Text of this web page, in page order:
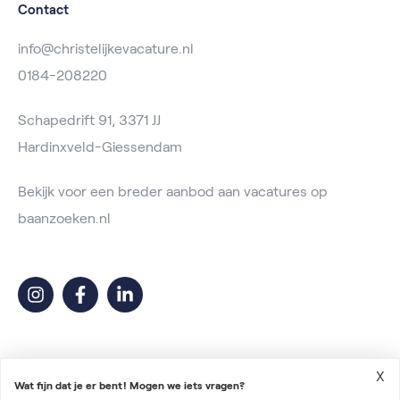
Contact
info@christelijkevacature.nl
0184-208220
Schapedrift 91, 3371 JJ
Hardinxveld-Giessendam
Bekijk voor een breder aanbod aan vacatures op
baanzoeken.nl
Wat fijn dat je er bent! Mogen we iets vragen?
X